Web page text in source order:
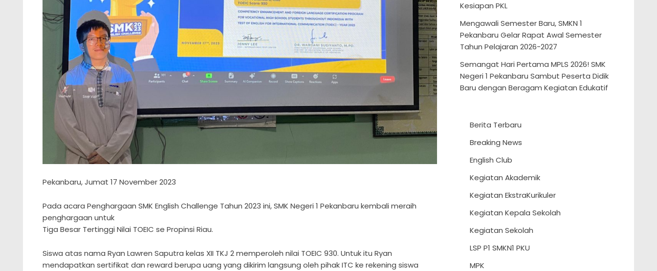
Pekanbaru, Jumat 17 November 2023
Pada acara Penghargaan SMK English Challenge Tahun 2023 ini, SMK Negeri 1 Pekanbaru kembali meraih
penghargaan untuk
Tiga Besar Tertinggi Nilai TOEIC se Propinsi Riau.
Siswa atas nama Ryan Lawren Saputra kelas XII TKJ 2 memperoleh nilai TOEIC 930. Untuk itu Ryan
mendapatkan sertifikat dan reward berupa uang yang dikirim langsung oleh pihak ITC ke rekening siswa
Kesiapan PKL
Mengawali Semester Baru, SMKN 1
Pekanbaru Gelar Rapat Awal Semester
Tahun Pelajaran 2026-2027
Semangat Hari Pertama MPLS 2026! SMK
Negeri 1 Pekanbaru Sambut Peserta Didik
Baru dengan Beragam Kegiatan Edukatif
Berita Terbaru
Breaking News
English Club
Kegiatan Akademik
Kegiatan EkstraKurikuler
Kegiatan Kepala Sekolah
Kegiatan Sekolah
LSP P1 SMKN1 PKU
MPK